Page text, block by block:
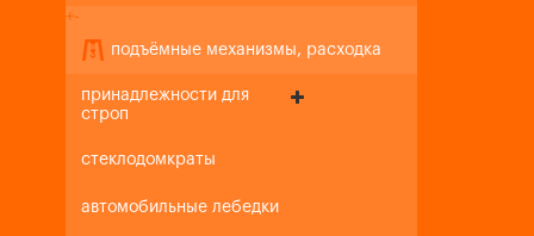
+-
подъёмные механизмы, расходка
принадлежности для
строп
стеклодомкраты
автомобильные лебедки